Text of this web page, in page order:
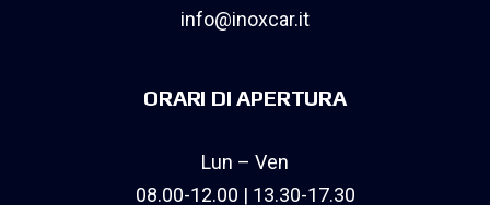
info@inoxcar.it
ORARI DI APERTURA
Lun – Ven
08.00-12.00 | 13.30-17.30